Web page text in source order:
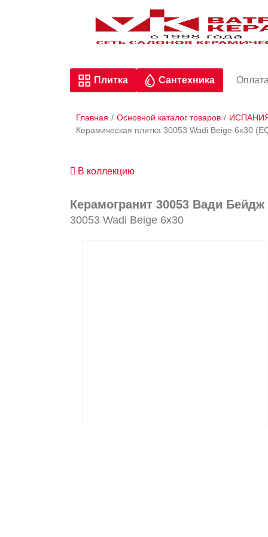
Плитка Сантехника
Главная / Основной каталог товаров /
Керамическая плитка 30053 Wadi Beige 6х30
В коллекцию
Керамогранит 30053 Вади Бейдж
30053 Wadi Beige 6х30